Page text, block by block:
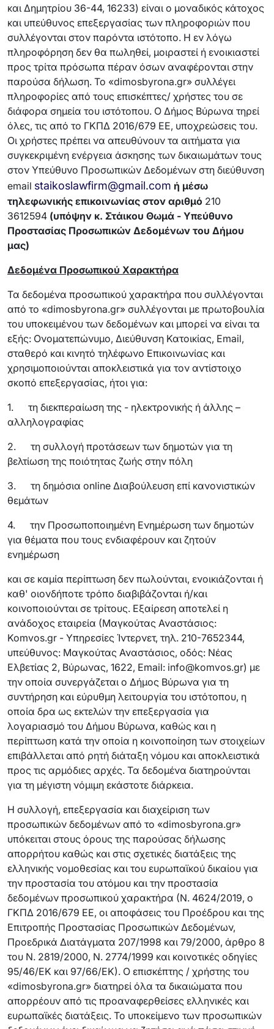
και Δημητρίου 36-44, 16233) είναι ο μοναδικός κάτοχος
και υπεύθυνος επεξεργασίας των πληροφοριών που
συλλέγονται στον παρόντα ιστότοπο. Η εν λόγω
πληροφόρηση δεν θα πωληθεί, μοιραστεί ή ενοικιαστεί
προς τρίτα πρόσωπα πέραν όσων αναφέρονται στην
παρούσα δήλωση. Το «dimosbyrona.gr» συλλέγει
πληροφορίες από τους επισκέπτες/ χρήστες του σε
διάφορα σημεία του ιστότοπου. Ο Δήμος Βύρωνα τηρεί
όλες, τις από το ΓΚΠΔ 2016/679 ΕΕ, υποχρεώσεις του.
Οι χρήστες πρέπει να απευθύνουν τα αιτήματα για
συγκεκριμένη ενέργεια άσκησης των δικαιωμάτων τους
στον Υπεύθυνο Προσωπικών Δεδομένων στη διεύθυνση
email staikoslawfirm@gmail.com ή μέσω
τηλεφωνικής επικοινωνίας στον αριθμό 210
3612594 (υπόψην κ. Στάικου Θωμά - Υπεύθυνο
Προστασίας Προσωπικών Δεδομένων του Δήμου
μας)
Δεδομένα Προσωπικού Χαρακτήρα
Τα δεδομένα προσωπικού χαρακτήρα που συλλέγονται
από το «dimosbyrona.gr» συλλέγονται με πρωτοβουλία
του υποκειμένου των δεδομένων και μπορεί να είναι τα
εξής: Ονοματεπώνυμο, Διεύθυνση Κατοικίας, Email,
σταθερό και κινητό τηλέφωνο Επικοινωνίας και
χρησιμοποιούνται αποκλειστικά για τον αντίστοιχο
σκοπό επεξεργασίας, ήτοι για:
1. τη διεκπεραίωση της - ηλεκτρονικής ή άλλης –
αλληλογραφίας
2. τη συλλογή προτάσεων των δημοτών για τη
βελτίωση της ποιότητας ζωής στην πόλη
3. τη δημόσια online Διαβούλευση επί κανονιστικών
θεμάτων
4. την Προσωποποιημένη Ενημέρωση των δημοτών
για θέματα που τους ενδιαφέρουν και ζητούν
ενημέρωση
και σε καμία περίπτωση δεν πωλούνται, ενοικιάζονται ή
καθ' οιονδήποτε τρόπο διαβιβάζονται ή/και
κοινοποιούνται σε τρίτους. Εξαίρεση αποτελεί η
ανάδοχος εταιρεία (Μαγκούτας Αναστάσιος:
Komvos.gr - Υπηρεσίες Ίντερνετ, τηλ. 210-7652344,
υπεύθυνος: Μαγκούτας Αναστάσιος, οδός: Νέας
Ελβετίας 2, Βύρωνας, 1622, Email: info@komvos.gr) με
την οποία συνεργάζεται ο Δήμος Βύρωνα για τη
συντήρηση και εύρυθμη λειτουργία του ιστότοπου, η
οποία δρα ως εκτελών την επεξεργασία για
λογαριασμό του Δήμου Βύρωνα, καθώς και η
περίπτωση κατά την οποία η κοινοποίηση των στοιχείων
επιβάλλεται από ρητή διάταξη νόμου και αποκλειστικά
προς τις αρμόδιες αρχές. Τα δεδομένα διατηρούνται
για τη μέγιστη νόμιμη εκάστοτε διάρκεια.
Η συλλογή, επεξεργασία και διαχείριση των
προσωπικών δεδομένων από το «dimosbyrona.gr»
υπόκειται στους όρους της παρούσας δήλωσης
απορρήτου καθώς και στις σχετικές διατάξεις της
ελληνικής νομοθεσίας και του ευρωπαϊκού δικαίου για
την προστασία του ατόμου και την προστασία
δεδομένων προσωπικού χαρακτήρα (Ν. 4624/2019, ο
ΓΚΠΔ 2016/679 ΕΕ, οι αποφάσεις του Προέδρου και της
Επιτροπής Προστασίας Προσωπικών Δεδομένων,
Προεδρικά Διατάγματα 207/1998 και 79/2000, άρθρο 8
του Ν. 2819/2000, Ν. 2774/1999 και κοινοτικές οδηγίες
95/46/ΕΚ και 97/66/ΕΚ). Ο επισκέπτης / χρήστης του
«dimosbyrona.gr» διατηρεί όλα τα δικαιώματα που
απορρέουν από τις προαναφερθείσες ελληνικές και
ευρωπαϊκές διατάξεις. Το υποκείμενο των προσωπικών